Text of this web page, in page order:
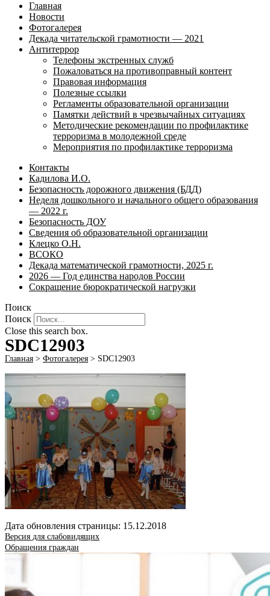
Главная
Новости
Фотогалерея
Декада читательской грамотности — 2021
Антитеррор
Телефоны экстренных служб
Пожаловаться на противоправный контент
Правовая информация
Полезные ссылки
Регламенты образовательной организации
Памятки действий в чрезвычайных ситуациях
Методические рекомендации по профилактике
терроризма в молодежной среде
Мероприятия по профилактике терроризма
Контакты
Кадилова И.О.
Безопасность дорожного движения (БДД)
Неделя дошкольного и начального общего образования
— 2022 г.
Безопасность ДОУ
Сведения об образовательной организации
Клецко О.Н.
ВСОКО
Декада математической грамотности, 2025 г.
2026 — Год единства народов России
Сокращение бюрократической нагрузки
Поиск
Поиск
Close this search box.
SDC12903
Главная > Фотогалерея > SDC12903
Дата обновления страницы: 15.12.2018
Версия для слабовидящих
Обращения граждан